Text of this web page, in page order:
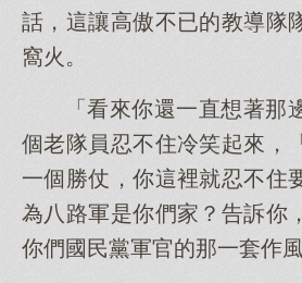
話，這讓高傲不已的教導隊
窩火。
「看來你還一直想著那
個老隊員忍不住冷笑起來，
一個勝仗，你這裡就忍不住
為八路軍是你們家？告訴你
你們國民黨軍官的那一套作風